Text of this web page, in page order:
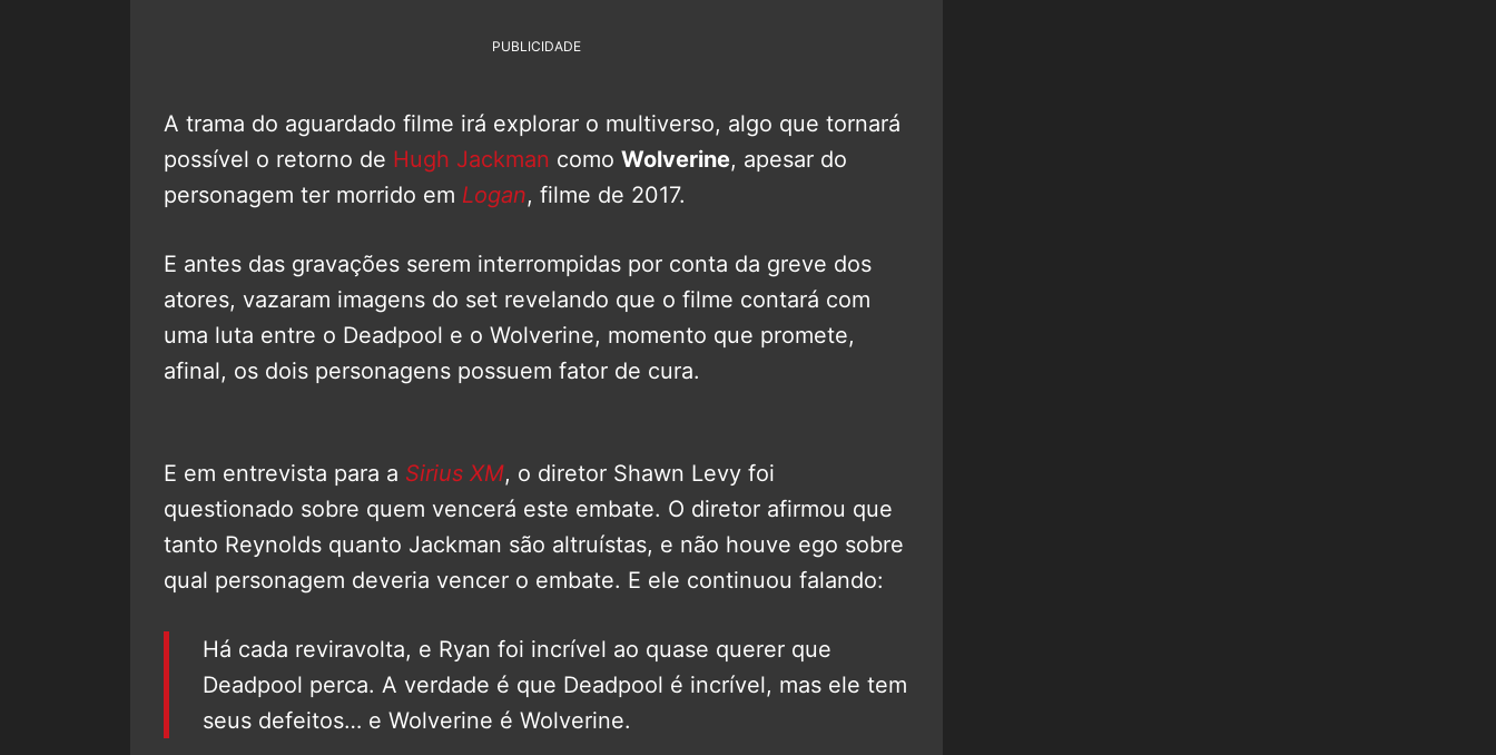
PUBLICIDADE
A trama do aguardado filme irá explorar o multiverso, algo que tornará
possível o retorno de Hugh Jackman como Wolverine, apesar do
personagem ter morrido em Logan, filme de 2017.
E antes das gravações serem interrompidas por conta da greve dos
atores, vazaram imagens do set revelando que o filme contará com
uma luta entre o Deadpool e o Wolverine, momento que promete,
afinal, os dois personagens possuem fator de cura.
E em entrevista para a Sirius XM, o diretor Shawn Levy foi
questionado sobre quem vencerá este embate. O diretor afirmou que
tanto Reynolds quanto Jackman são altruístas, e não houve ego sobre
qual personagem deveria vencer o embate. E ele continuou falando:
Há cada reviravolta, e Ryan foi incrível ao quase querer que
Deadpool perca. A verdade é que Deadpool é incrível, mas ele tem
seus defeitos… e Wolverine é Wolverine.